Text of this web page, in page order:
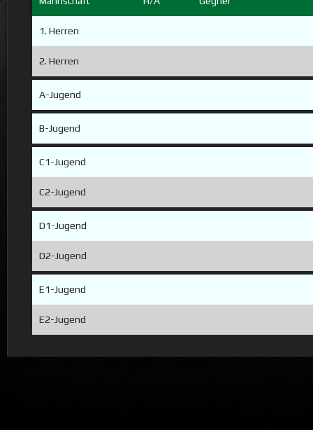
1. Herren
2. Herren
A-Jugend
B-Jugend
C1-Jugend
C2-Jugend
D1-Jugend
D2-Jugend
E1-Jugend
E2-Jugend